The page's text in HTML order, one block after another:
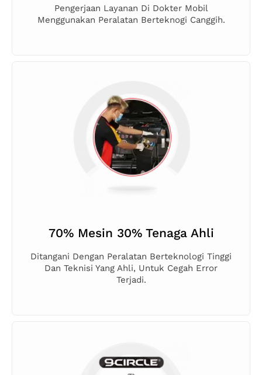
Pengerjaan Layanan Di Dokter Mobil
Menggunakan Peralatan Berteknogi Canggih.
70% Mesin 30% Tenaga Ahli
Ditangani Dengan Peralatan Berteknologi Tinggi
Dan Teknisi Yang Ahli, Untuk Cegah Error
Terjadi.